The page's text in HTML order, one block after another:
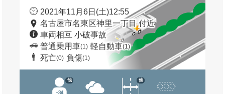
2021年11月6日(土)12:55
名古屋市名東区神里一丁目 付近
車両相互 小破事故
普通乗用車(1) 軽自動車(1)
死亡(0) 負傷(1)
他 他